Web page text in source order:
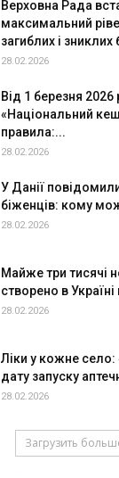
Верховна Рада
максимальний
загиблих і зниклих
28.02.2026
Від 1 березня
«Національний
правила:...
28.02.2026
У Данії
біженців: кому
28.02.2026
Майже три тисячі
створено в
28.02.2026
Ліки у кожне
дату запуску
28.02.2026
Загрузить